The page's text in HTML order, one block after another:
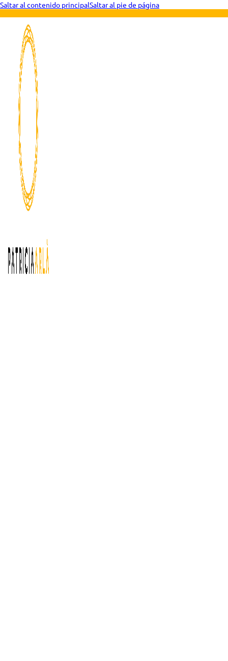
Saltar al contenido principalSaltar al pie de página